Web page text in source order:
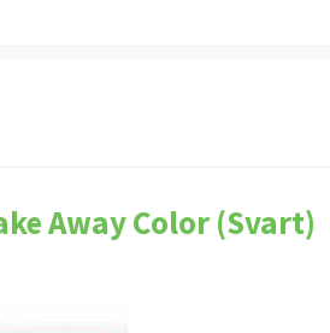
Away Color (Svart)